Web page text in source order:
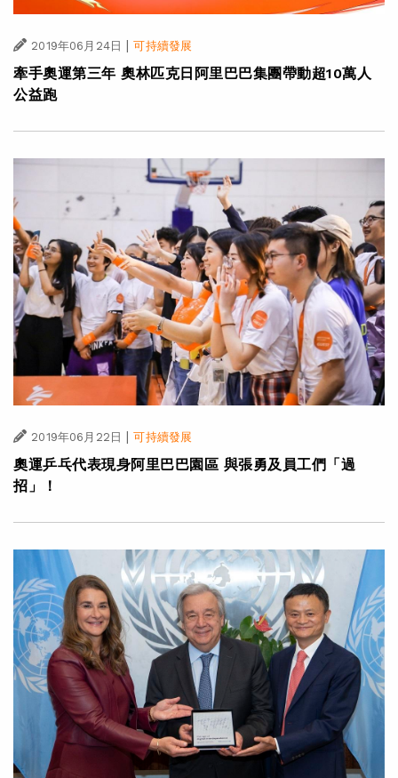
2019年06月24日 | 可持續發展
牽手奧運第三年 奧林匹克日阿里巴巴集團帶動超10萬人
公益跑
2019年06月22日 | 可持續發展
奧運乒乓代表現身阿里巴巴園區 與張勇及員工們「過
招」！